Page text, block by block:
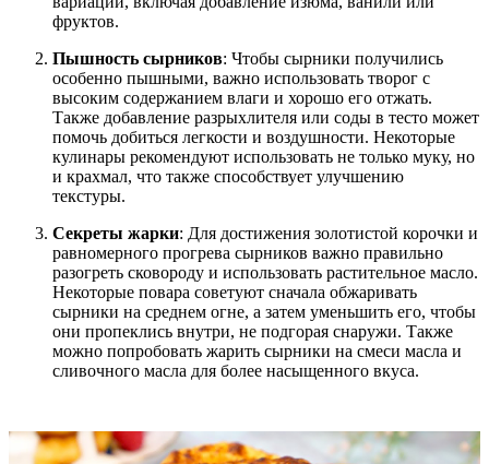
фруктов.
Пышность сырников: Чтобы сырники получились
особенно пышными, важно использовать творог с
высоким содержанием влаги и хорошо его отжать.
Также добавление разрыхлителя или соды в тесто может
помочь добиться легкости и воздушности. Некоторые
кулинары рекомендуют использовать не только муку, но
и крахмал, что также способствует улучшению
текстуры.
Секреты жарки: Для достижения золотистой корочки и
равномерного прогрева сырников важно правильно
разогреть сковороду и использовать растительное масло.
Некоторые повара советуют сначала обжаривать
сырники на среднем огне, а затем уменьшить его, чтобы
они пропеклись внутри, не подгорая снаружи. Также
можно попробовать жарить сырники на смеси масла и
сливочного масла для более насыщенного вкуса.